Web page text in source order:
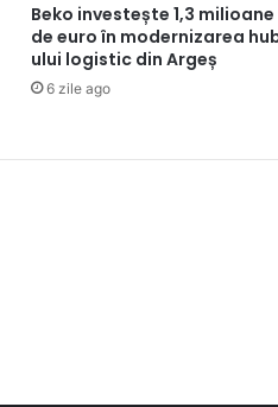
Beko investește 1,3 milioane
de euro în modernizarea
ului logistic din Argeș
6 zile ago